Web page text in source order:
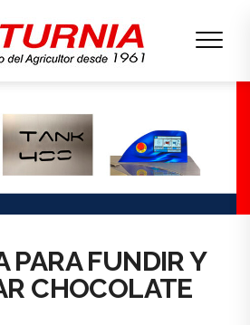
PARA FUNDIR Y
CHOCOLATE